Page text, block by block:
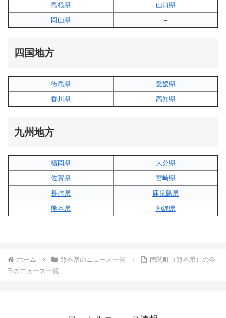
島根県
山口県
岡山県
–
四国地方
徳島県
愛媛県
香川県
高知県
九州地方
福岡県
大分県
佐賀県
宮崎県
長崎県
鹿児島県
熊本県
沖縄県
ホーム 熊本県のニュース一覧
南関町（熊本県）の今
日のニュース一覧